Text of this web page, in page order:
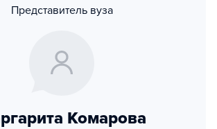
Представитель вуза
Комарова